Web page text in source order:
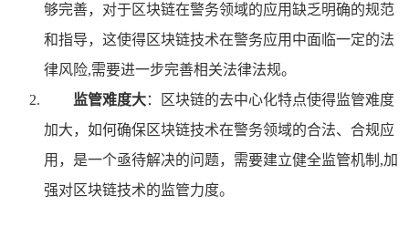
够完善，对于区块链在警务领域的应用缺乏明确的规范
和指导，这使得区块链技术在警务应用中面临一定的法
律风险,需要进一步完善相关法律法规。
监管难度大：区块链的去中心化特点使得监管难度
加大，如何确保区块链技术在警务领域的合法、合规应
用，是一个亟待解决的问题，需要建立健全监管机制,加
强对区块链技术的监管力度。